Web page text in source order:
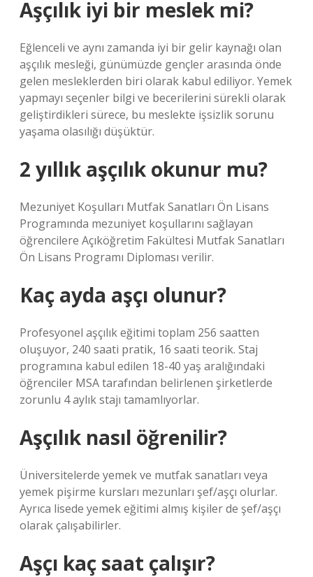
Aşçılık iyi bir meslek mi?
Eğlenceli ve aynı zamanda iyi bir gelir kaynağı olan
aşçılık mesleği, günümüzde gençler arasında önde
gelen mesleklerden biri olarak kabul ediliyor. Yemek
yapmayı seçenler bilgi ve becerilerini sürekli olarak
geliştirdikleri sürece, bu meslekte işsizlik sorunu
yaşama olasılığı düşüktür.
2 yıllık aşçılık okunur mu?
Mezuniyet Koşulları Mutfak Sanatları Ön Lisans
Programında mezuniyet koşullarını sağlayan
öğrencilere Açıköğretim Fakültesi Mutfak Sanatları
Ön Lisans Programı Diploması verilir.
Kaç ayda aşçı olunur?
Profesyonel aşçılık eğitimi toplam 256 saatten
oluşuyor, 240 saati pratik, 16 saati teorik. Staj
programına kabul edilen 18-40 yaş aralığındaki
öğrenciler MSA tarafından belirlenen şirketlerde
zorunlu 4 aylık stajı tamamlıyorlar.
Aşçılık nasıl öğrenilir?
Üniversitelerde yemek ve mutfak sanatları veya
yemek pişirme kursları mezunları şef/aşçı olurlar.
Ayrıca lisede yemek eğitimi almış kişiler de şef/aşçı
olarak çalışabilirler.
Aşçı kaç saat çalışır?